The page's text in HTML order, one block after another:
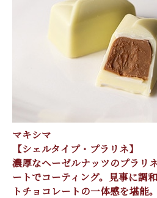
マキシマ
【シェルタイプ・プラリネ】
濃厚なヘーゼルナッツのプラリ
ートでコーティング。見事に調
トチョコレートの一体感を堪能。